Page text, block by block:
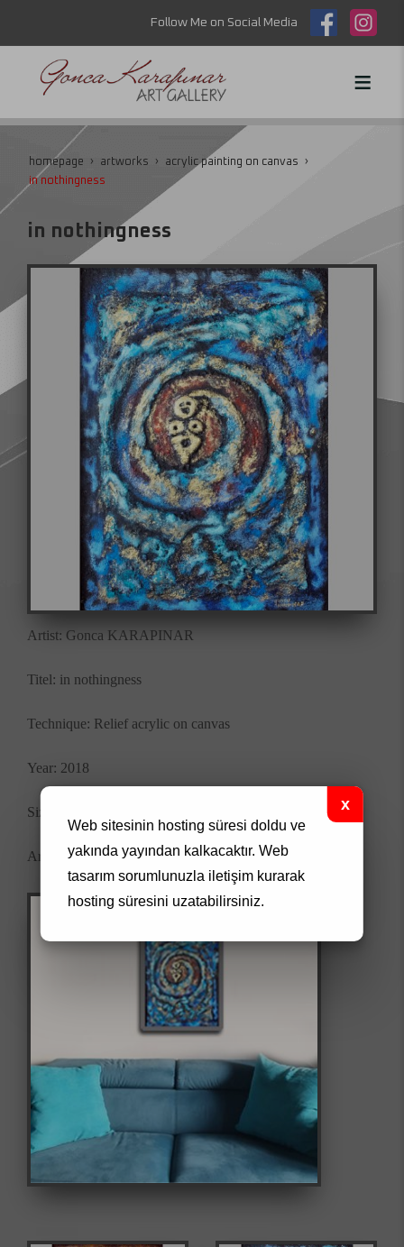
Follow Me on Social Media
homepage artworks
acrylic painting on canvas
in nothingness
in nothingness
Artist: Gonca KARAPINAR
Titel: in nothingness
Technique: Relief acrylic on canvas
Year: 2018
Size: 50x70 cm
Artwork Code: 0094
Web sitesinin hosting süresi doldu ve
yakında yayından kalkacaktır. Web
tasarımsorumlunuzla iletişim kurarak
hosting süresini uzatabilirsiniz.